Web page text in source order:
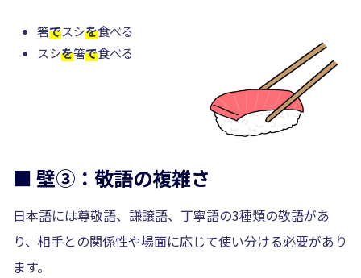
箸でスシを食べる
スシを箸で食べる
■ 壁③：敬語の複雑さ
日本語には尊敬語、謙譲語、丁寧語の3種類の敬語があ
り、相手との関係性や場面に応じて使い分ける必要があり
ます。